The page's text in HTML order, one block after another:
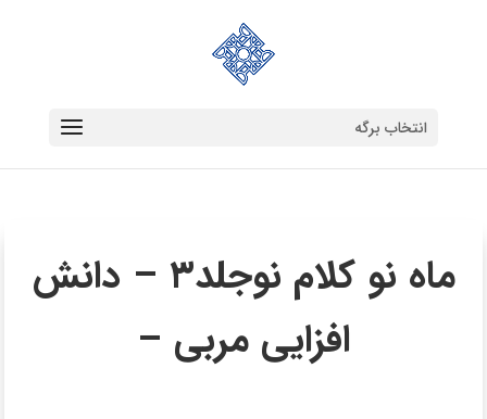
انتخاب برگه
ماه نو کلام نوجلد۳ – دانش‌
افزایی مربی –